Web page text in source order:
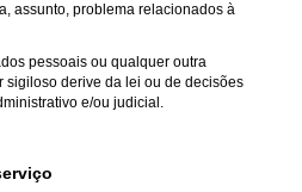
assunto, problema relacionados à
pessoais ou qualquer outra
sigiloso derive da lei ou de decisões
e/ou judicial.